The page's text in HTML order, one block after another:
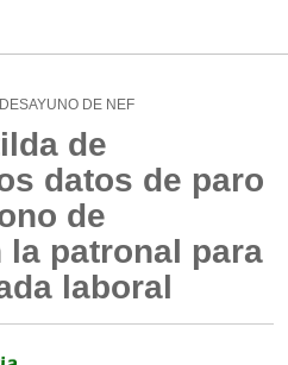
DE NEF
de
datos de paro
de
la patronal para
laboral